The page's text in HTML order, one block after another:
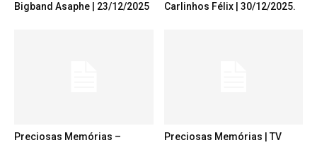
Bigband Asaphe | 23/12/2025
Carlinhos Félix | 30/12/2025.
Preciosas Memórias –
Preciosas Memórias | TV